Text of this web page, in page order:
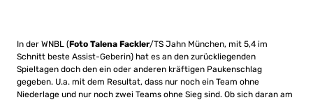
In der WNBL (Foto Talena Fackler/TS Jahn München, mit 5,4 im
Schnitt beste Assist-Geberin) hat es an den zurückliegenden
Spieltagen doch den ein oder anderen kräftigen Paukenschlag
gegeben. U.a. mit dem Resultat, dass nur noch ein Team ohne
Niederlage und nur noch zwei Teams ohne Sieg sind. Ob sich daran am